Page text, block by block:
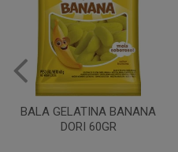
BALA GELATINA BANANA
DORI 60GR